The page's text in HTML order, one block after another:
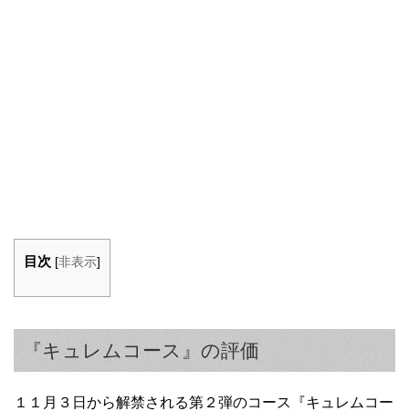
目次 [非表示]
『キュレムコース』の評価
１１月３日から解禁される第２弾のコース『キュレムコー